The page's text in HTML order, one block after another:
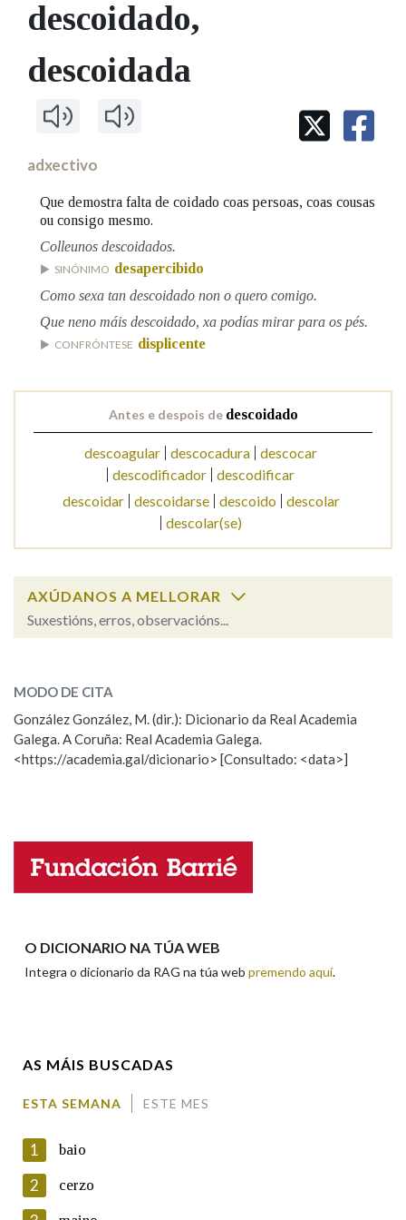
MARCIAL DEL ADALID
BAZÁN
FIGURAS HOMENAXEADAS
60 ANOS DLG
PRIMAVERA DAS LETRAS
PORTAL DAS PALABRAS
Facebook
TwitterYoutubeInstagram
Bluesky
BUSCAR NOS LEMAS
Comeza por
Remata por
Contén
BUSCAR NO CONTIDO
Nas definicións
Nos exemplos
Na fraseoloxía
Marcas gramaticais
LIMPAR BUSCA
descoidado,
descoidada
adxectivo
Que demostra falta de coidado coas persoas, coas cousas
ou consigo mesmo.
Colleunos descoidados.
SINÓNIMO desapercibido
Como sexa tan descoidado non o quero comigo.
Que neno máis descoidado, xa podías mirar para os pés.
CONFRÓNTESE displicente
Antes e despois de descoidado
descoagular descocadura descocar
descodificador descodificar
descoidar
descoidarse descoido
descolar
descolar(se)
AXÚDANOS A MELLORAR
Suxestións, erros, observacións...
ESCOLLE UNHA OPCIÓN:
Observación Hai un erro na palabra
Propoño mellorar a definición
Nome
MODO DE CITA
González González, M. (dir.): Dicionario da Real Academia
Galega. A Coruña: Real Academia Galega.
<https://academia.gal/dicionario> [Consultado: <data>]
O DICIONARIO NA TÚA WEB
Integra o dicionario da RAG na túa web premendo aquí.
AS MÁIS BUSCADAS
ESTA SEMANA ESTE MES
1 baio
2 cerzo